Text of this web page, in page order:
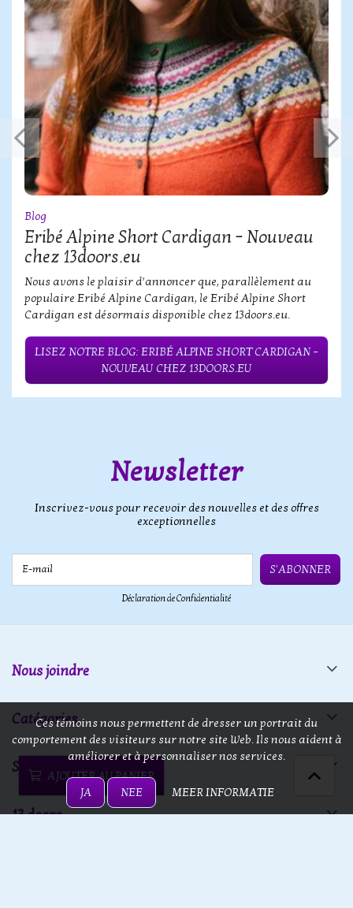
AJOUTER AU PANIER
Blog
Eribé Alpine Short Cardigan – Nouveau
chez 13doors.eu
Nous avons le plaisir d’annoncer que, parallèlement au
populaire Eribé Alpine Cardigan, le Eribé Alpine Short
Cardigan est désormais disponible chez 13doors.eu.
LISEZ NOTRE BLOG: ERIBÉ ALPINE SHORT CARDIGAN –
NOUVEAU CHEZ 13DOORS.EU
Newsletter
Inscrivez-vous pour recevoir des nouvelles et des offres
exceptionnelles
S'ABONNER
Déclaration de Confidentialité
Nous joindre
Catégories
Service
13 doors
Ces témoins nous permettent de dresser un portrait du
comportement des visiteurs sur notre site Web. Ils nous aident à
améliorer et à personnaliser nos services.
JA NEE MEER INFORMATIE